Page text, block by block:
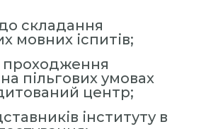
У
р
а
в
складання
мовних іспитів;
проходження
пільгових умовах
центр;
інституту в